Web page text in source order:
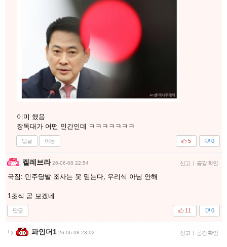
이미 했음
장독대가 어떤 인간인데 ㅋㅋㅋㅋㅋㅋㅋ
답글 이동 0
5
켈레브라 26-06-08 22:54 신고 | 공감 확인
국짐: 민주당발 조사는 못 믿는다, 우리식 아님 안해
1초식 곧 보겠네
답글 0
11
파인더1 26-06-08 23:02 신고 | 공감 확인